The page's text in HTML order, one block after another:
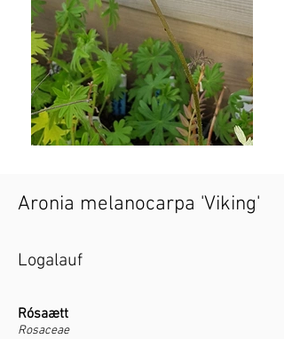
Aronia melanocarpa 'Viking'
Logalauf
Rósaætt
Rosaceae